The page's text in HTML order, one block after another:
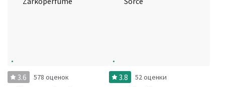
3.6 578 оценок 3.8 52 оценки